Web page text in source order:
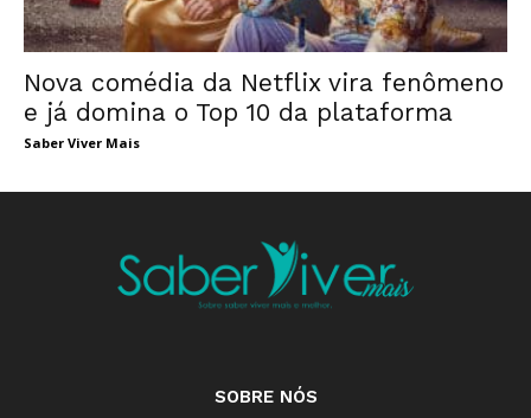
Nova comédia da Netflix vira fenômeno
e já domina o Top 10 da plataforma
Saber Viver Mais
SOBRE NÓS